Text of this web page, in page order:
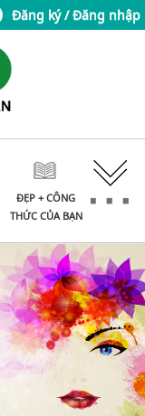
Đăng ký / Đăng nhập
ĐẸP + CÔNG
THỨC CỦA BẠN